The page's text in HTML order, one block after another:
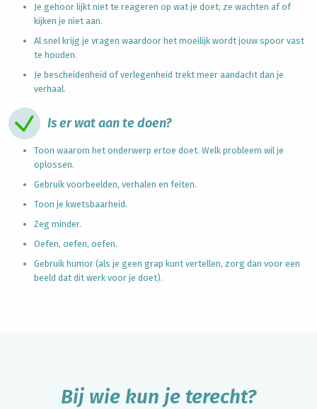
Je gehoor lijkt niet te reageren op wat je doet; ze wachten af of
kijken je niet aan.
Al snel krijg je vragen waardoor het moeilijk wordt jouw spoor vast
te houden.
Je bescheidenheid of verlegenheid trekt meer aandacht dan je
verhaal.
Is er wat aan te doen?
Toon waarom het onderwerp ertoe doet. Welk probleem wil je
oplossen.
Gebruik voorbeelden, verhalen en feiten.
Toon je kwetsbaarheid.
Zeg minder.
Oefen, oefen, oefen.
Gebruik humor (als je geen grap kunt vertellen, zorg dan voor een
beeld dat dit werk voor je doet).
Bij wie kun je terecht?